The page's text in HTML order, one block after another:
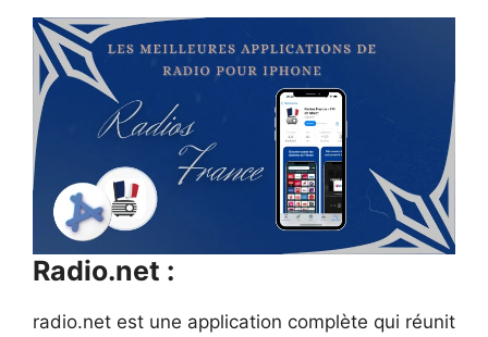
Radio.net :
radio.net est une application complète qui réunit